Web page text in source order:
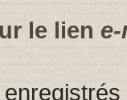
le lien